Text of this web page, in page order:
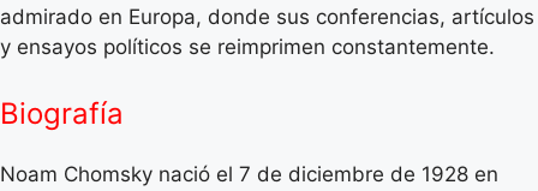
admirado en Europa, donde sus conferencias, artículos
y ensayos políticos se reimprimen constantemente.
Biografía
Noam Chomsky nació el 7 de diciembre de 1928 en